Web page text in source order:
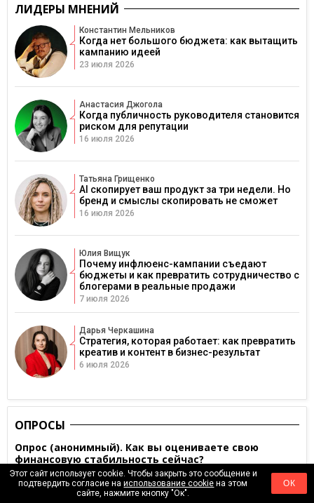
ЛИДЕРЫ МНЕНИЙ
Константин Мельников
Когда нет большого бюджета: как вытащить
кампанию идеей
23 июля 2026
Анастасия Джогола
Когда публичность руководителя становится
риском для репутации
16 июля 2026
Татьяна Грищенко
AI скопирует ваш продукт за три недели. Но
бренд и смыслы скопировать не сможет
16 июля 2026
Юлия Вищук
Почему инфлюенс-кампании съедают
бюджеты и как превратить сотрудничество с
блогерами в реальные продажи
7 июля 2026
Дарья Черкашина
Стратегия, которая работает: как превратить
креатив и контент в бизнес-результат
6 июля 2026
ОПРОСЫ
Опрос (анонимный). Как вы оцениваете свою
финансовую стабильность сейчас?
Очень нестабильная
Скорее нестабильная
Этот сайт использует cookie. Чтобы закрыть это сообщение и
подтвердить согласие наиспользование cookie на этом
сайте, нажмите кнопку "Ок".
ОК